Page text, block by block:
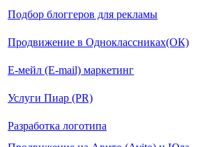
Подбор блоггеров для рекламы
Продвижение в Одноклассниках(ОК)
Е-мейл (E-mail) маркетинг
Услуги Пиар (PR)
Разработка логотипа